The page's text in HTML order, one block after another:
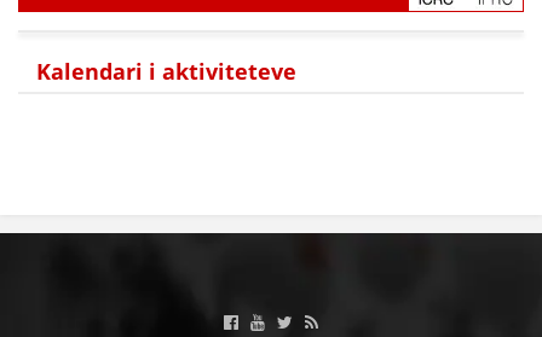
Kalendari i aktiviteteve